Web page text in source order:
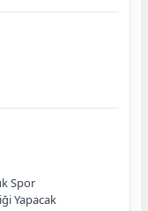
Spor
Yapacak